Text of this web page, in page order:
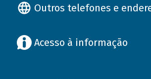
Outros telefones e
Acesso à informação